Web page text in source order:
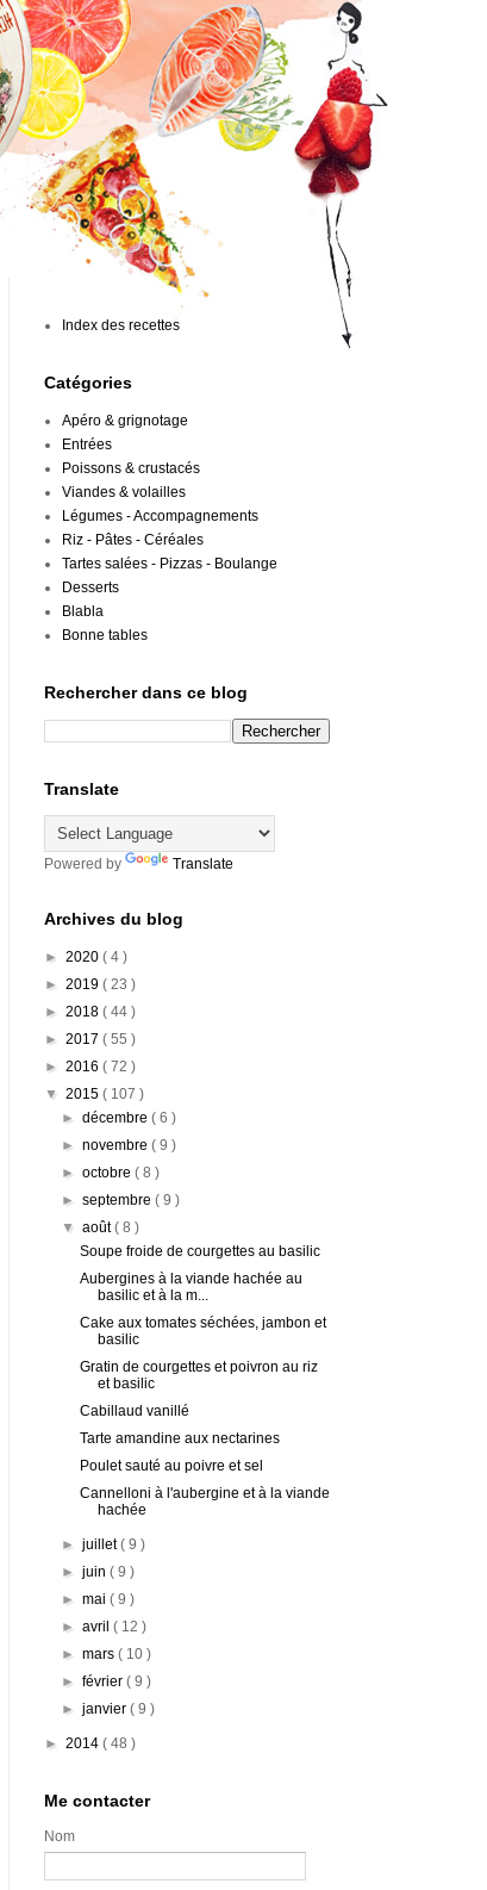
Index des recettes
Catégories
Apéro & grignotage
Entrées
Poissons & crustacés
Viandes & volailles
Légumes - Accompagnements
Riz - Pâtes - Céréales
Tartes salées - Pizzas - Boulange
Desserts
Blabla
Bonne tables
Rechercher dans ce blog
Translate
Powered by Translate
Archives du blog
► 2020 ( 4 )
► 2019 ( 23 )
► 2018 ( 44 )
► 2017 ( 55 )
► 2016 ( 72 )
▼ 2015 ( 107 )
►décembre( 6 )
►novembre( 9 )
►octobre( 8 )
►septembre( 9 )
▼août( 8 )
Soupe froide de courgettes au basilic
Aubergines à la viande hachée au
basilic et à la m...
Cake aux tomates séchées, jambon et
basilic
Gratin de courgettes et poivron au riz
et basilic
Cabillaud vanillé
Tarte amandine aux nectarines
Poulet sauté au poivre et sel
Cannelloni à l'aubergine et à la viande
hachée
►juillet( 9 )
►juin( 9 )
►mai( 9 )
►avril( 12 )
►mars( 10 )
►février( 9 )
►janvier( 9 )
► 2014 ( 48 )
Me contacter
Nom